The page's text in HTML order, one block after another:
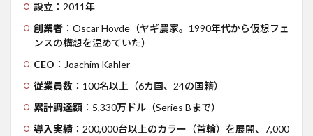
ト構
3.1
ラー
（首
輪型
デバ
ス）
設立 ：2011年
創業者 ：Oscar Hovde（ヤギ農家。1990年代から仮想フェ
ンスの構想を温めていた）
CEO ：Joachim Kahler
従業員数 ：100名以上（6カ国、24の国籍）
累計調達額 ：5,330万ドル（Series Bまで）
導入実績 ：200,000台以上のカラー（首輪）を展開、7,000